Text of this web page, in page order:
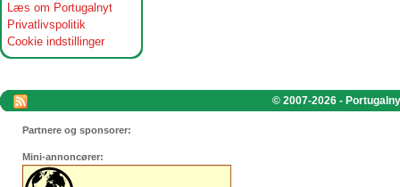
Læs om Portugalnyt
Privatlivspolitik
Cookie indstillinger
© 2007-2026 -
Partnere og sponsorer:
Mini-annoncører: